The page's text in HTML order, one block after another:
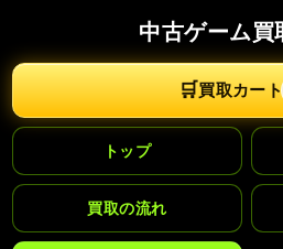
中古ゲーム
🛒買取カート
トップ
買取の流れ